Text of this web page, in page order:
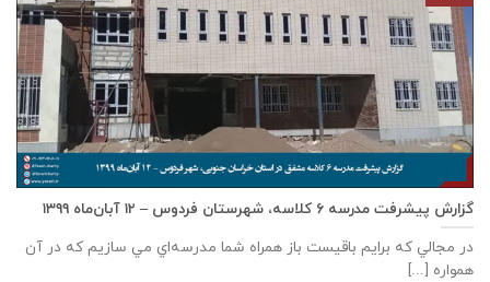
گزارش پیشرفت مدرسه ٦ كلاسه، شهرستان فردوس – ۱۲ آبان‌ماه ۱۳۹۹
در مجالي که برايم باقيست باز همراه شما مدرسه‌اي مي سازيم که در آن
همواره [...]